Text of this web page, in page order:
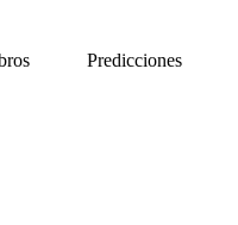
Predicciones